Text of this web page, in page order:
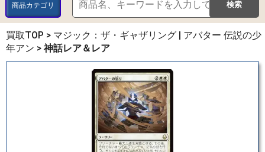
商品カテゴリ
買取TOP > マジック：ザ・ギャザリング | アバター 伝説の少
年アン > 神話レア＆レア